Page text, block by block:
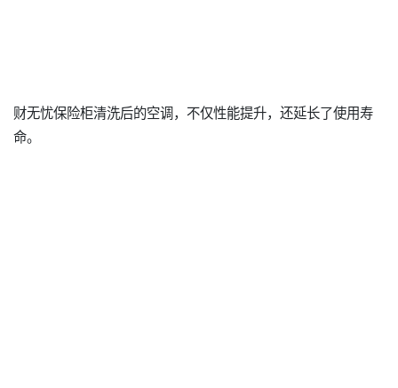
财无忧保险柜清洗后的空调，不仅性能提升，还延长了使用寿
命。